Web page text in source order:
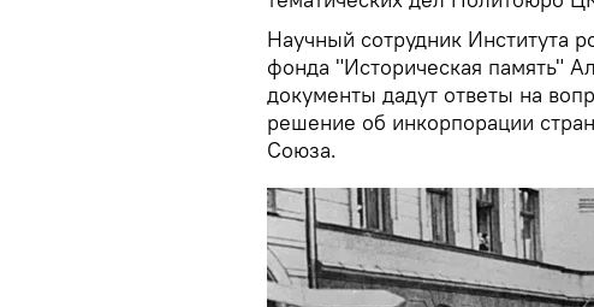
Научный сотрудник Института
фонда "Историческая память"
документы дадут ответы на
решение об инкорпорации
Союза.